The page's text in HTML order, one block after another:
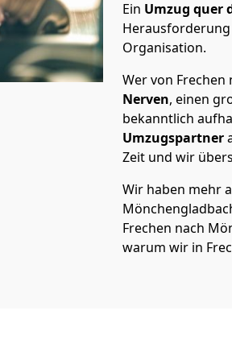
Ein Umzug quer
Organisation.
Wer von
Nerven, einen
bekanntlich
Umzugspartner
Zeit und wir
Wir haben mehr
Frechen nach
warum wir in